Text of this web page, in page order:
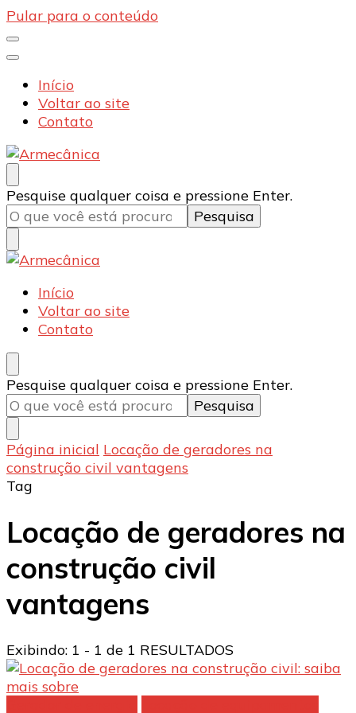
Pular para o conteúdo
Início
Voltar ao site
Contato
Armecânica
Blog
Procurando
algo?
Pesquise qualquer coisa e pressione Enter.
Armecânica
Blog
Início
Voltar ao site
Contato
Procurando
algo?
Pesquise qualquer coisa e pressione Enter.
Página inicial Locação de geradores na
construção civil vantagens
Tag
Locação de geradores na
construção civil
vantagens
Exibindo: 1 - 1 de 1 RESULTADOS